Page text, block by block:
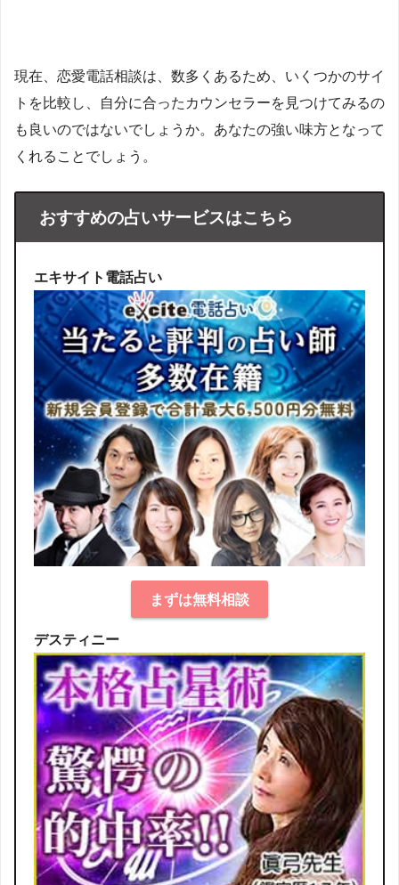
現在、恋愛電話相談は、数多くあるため、いくつかのサイ
トを比較し、自分に合ったカウンセラーを見つけてみるの
も良いのではないでしょうか。あなたの強い味方となって
くれることでしょう。
おすすめの占いサービスはこちら
エキサイト電話占い
まずは無料相談
デスティニー